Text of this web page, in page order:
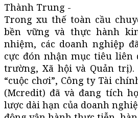
Thành Trung -
Trong xu thế toàn cầu
bền vững và thực hành
nhiệm, các doanh nghiệp
cực đón nhận mục tiêu liên
trường, Xã hội và Quản
“cuộc chơi”, Công ty Tài
(Mcredit) đã và đang tích
lược dài hạn của doanh